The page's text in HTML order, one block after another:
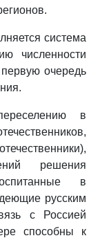
система
численности
очередь
в
решения
в
русским
с Россией
способны к